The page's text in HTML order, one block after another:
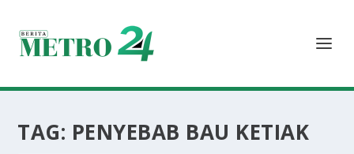
TAG: PENYEBAB BAU KETIAK